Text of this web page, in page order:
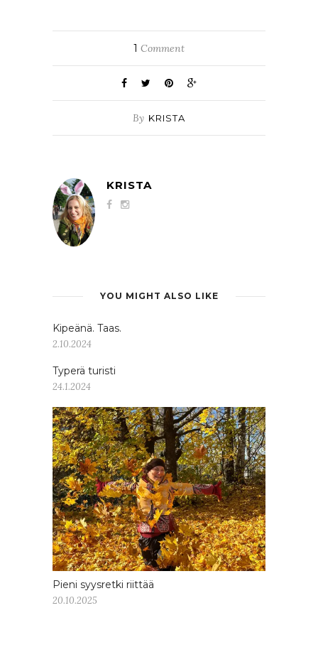
1 Comment
By KRISTA
KRISTA
YOU MIGHT ALSO LIKE
Kipeänä. Taas.
2.10.2024
Typerä turisti
24.1.2024
Pieni syysretki riittää
20.10.2025